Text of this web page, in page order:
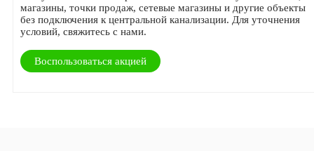
магазины, точки продаж, сетевые магазины и другие объекты
без подключения к центральной канализации. Для уточнения
условий, свяжитесь с нами.
Воспользоваться акцией